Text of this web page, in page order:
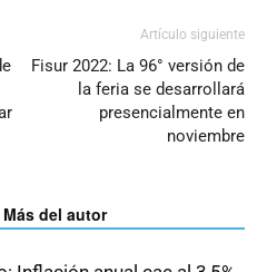
Artículo siguiente
Fisur 2022: La 96° versión de
la feria se desarrollará
presencialmente en
noviembre
Más del autor